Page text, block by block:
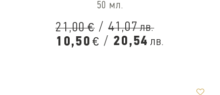
50 мл.
21,00€ / 41,07лв.
10,50 € / 20,54 лв.